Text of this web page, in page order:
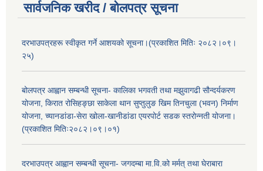
सार्वजनिक खरीद / बोलपत्र सूचना
दरभाउपत्रहरू स्वीकृत गर्ने आशयको सूचना।(प्रकाशित मितिः २०८२।०९।
२५)
बोलपत्र आह्वान सम्बन्धी सूचना- कालिका भगवती तथा मझुवागढी सौन्दर्यकरण
योजना, किरात रोसिहङ्छा साकेला थान सुप्तुलुङ खिम तिनचुला (भवन) निर्माण
योजना, च्यानडांडा-सेरा खोला-खानीडांडा एयरपोर्ट सडक स्तरोन्नती योजना।
(प्रकाशित मितिः२०८२।०९।०१)
दरभाउपत्र आह्वान सम्बन्धी सूचना- जगदम्बा मा.वि.को मर्मत् तथा घेराबारा